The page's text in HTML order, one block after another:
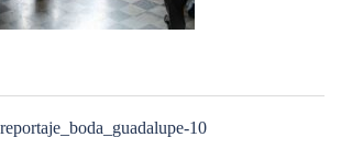
reportaje_boda_guadalupe-10